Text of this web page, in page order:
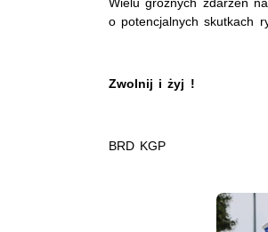
o potencjalnych skutkach
Zwolnij i żyj !
BRD KGP